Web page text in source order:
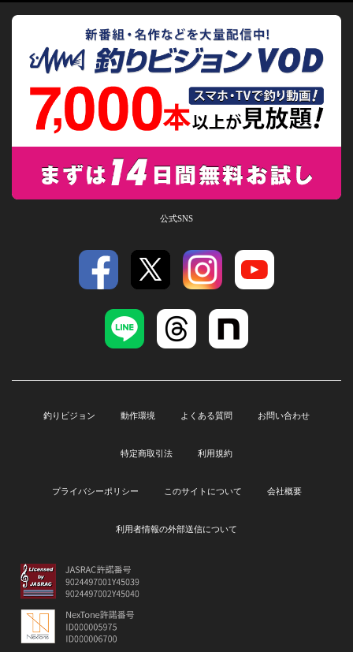
公式SNS
釣りビジョン 動作環境 よくある質問 お問い合わせ
特定商取引法 利用規約
プライバシーポリシー このサイトについて 会社概要
利用者情報の外部送信について